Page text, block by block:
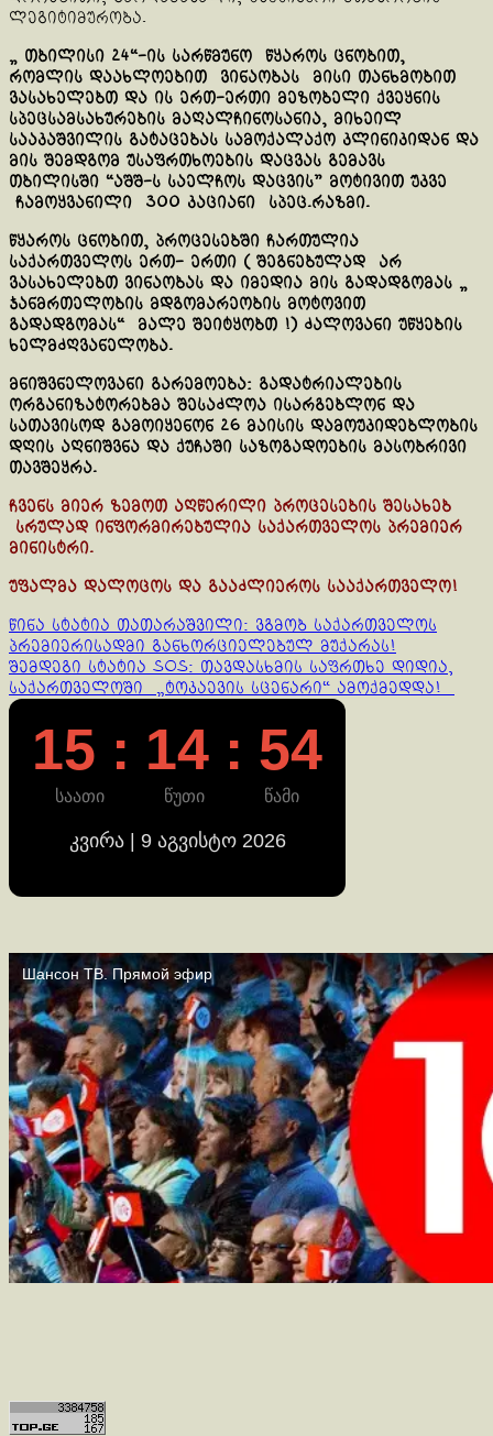
ლეგიტიმურობა.
„ თბილისი 24“-ის სარწმუნო წყაროს ცნობით,
რომლის დაახლოებით ვინაობას მისი თანხმობით
ვასახელებთ და ის ერთ-ერთი მეზობელი ქვეყნის
სპეცსამსახურების მაღალჩინოსანია, მიხეილ
სააკაშვილის გატაცებას სამოქალაქო კლინიკიდან და
მის შემდგომ უსაფრთხოების დაცვას გემავს
თბილისში “აშშ-ს საელჩოს დაცვის” მოტივით უკვე
ჩამოყვანილი 300 კაციანი სპეც.რაზმი.
წყაროს ცნობით, პროცესებში ჩართულია
საქართველოს ერთ- ერთი ( შეგნებულად არ
ვასახელებთ ვინაობას და იმედია მის გადადგომას „
ჯანმრთელობის მდგომარეობის მოტოვით
გადადგომას“ მალე შეიტყობთ !) ძალოვანი უწყების
ხელმძღვანელობა.
მნიშვნელოვანი გარემოება: გადატრიალების
ორგანიზატორებმა შესაძლოა ისარგებლონ და
სათავისოდ გამოიყენონ 26 მაისის დამოუკიდებლობის
დღის აღნიშვნა და ქუჩაში საზოგადოების მასობრივი
თავშეყრა.
ჩვენს მიერ ზემოთ აღწერილი პროცესების შესახებ
სრულად ინფორმირებულია საქართველოს პრემიერ
მინისტრი.
უფალმა დალოცოს და გააძლიეროს სააქართველო!
Continue
Reading
წინა სტატია თათარაშვილი: ვგმობ საქართველოს
პრემიერისადმი განხორციელებულ მუქარას!
შემდეგი სტატია SOS: თავდასხმის საფრთხე დიდია,
საქართველოში „ტოკაევის სცენარი“ ამოქმედდა!
15 : 14 : 55
საათი წუთი წამი
კვირა | 9 აგვისტო 2026